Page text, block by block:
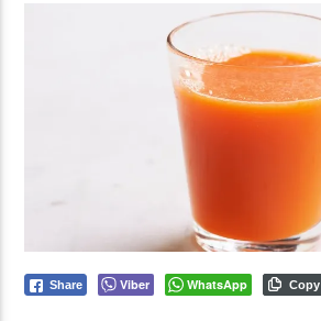
Share Viber WhatsApp Copy